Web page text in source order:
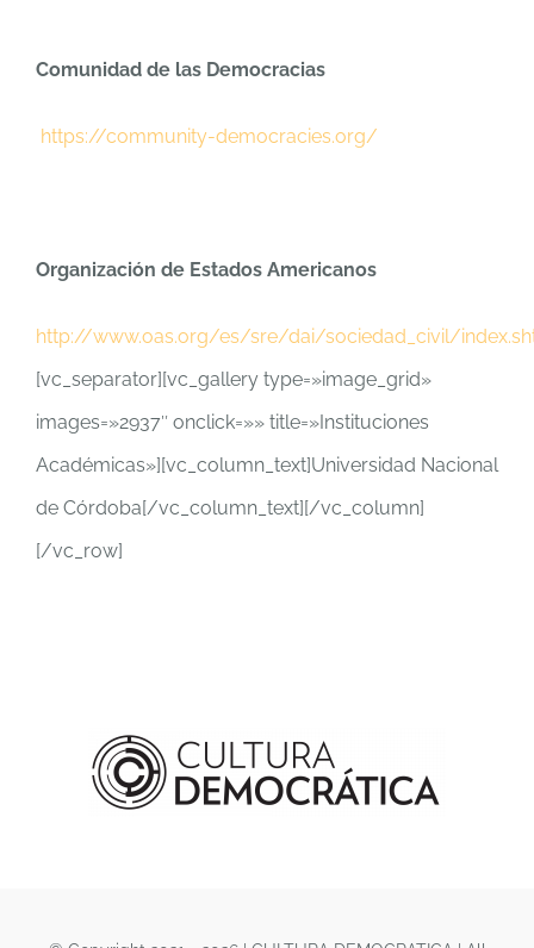
Comunidad de las Democracias
https://community-democracies.org/
Organización de Estados Americanos
http://www.oas.org/es/sre/dai/sociedad_civil/
[vc_separator][vc_gallery type=»image_grid»
images=»2937″ onclick=»» title=»Instituciones
Académicas»][vc_column_text]Universidad Nacional
de Córdoba[/vc_column_text][/vc_column]
[/vc_row]